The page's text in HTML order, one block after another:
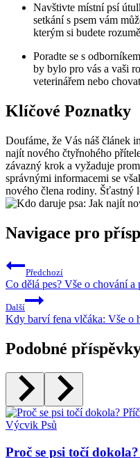
Navštivte místní psí
setkání s psem vám
kterým si budete
Poradte se s
by bylo pro vás a vaši
veterinářem nebo
Klíčové Poznatky
Doufáme, že Vás náš článek
najít nového čtyřnohého
závazný krok a vyžaduje
správnými informacemi se
nového člena rodiny. Šťastný
Navigace pro
Předchozí
Co dělá pes? Vše o chování a
Další
Kdy barví fena vlčáka: Vše o
Podobné
Výcvik Psů
Proč se psi točí